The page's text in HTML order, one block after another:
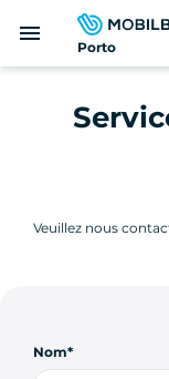
Porto
menu
Veuillez nous
Nom